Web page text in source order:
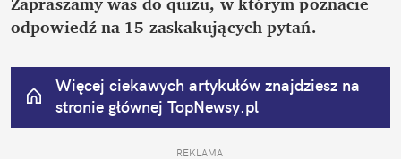
odpowiedź na 15 zaskakujących pytań.
Więcej ciekawych artykułów znajdziesz na
stronie głównej TopNewsy.pl
REKLAMA